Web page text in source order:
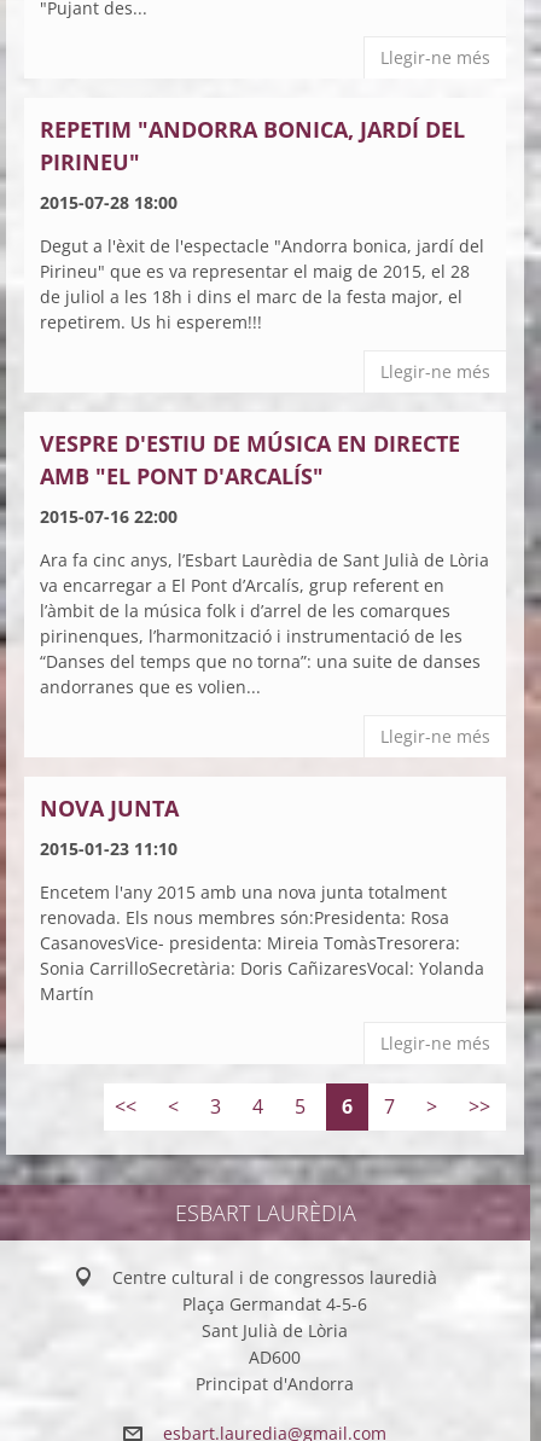
"Pujant des...
Llegir-ne més
REPETIM "ANDORRA BONICA, JARDÍ DEL
PIRINEU"
2015-07-28 18:00
Degut a l'èxit de l'espectacle "Andorra bonica, jardí del
Pirineu" que es va representar el maig de 2015, el 28
de juliol a les 18h i dins el marc de la festa major, el
repetirem. Us hi esperem!!!
Llegir-ne més
VESPRE D'ESTIU DE MÚSICA EN DIRECTE
AMB "EL PONT D'ARCALÍS"
2015-07-16 22:00
Ara fa cinc anys, l’Esbart Laurèdia de Sant Julià de Lòria
va encarregar a El Pont d’Arcalís, grup referent en
l’àmbit de la música folk i d’arrel de les comarques
pirinenques, l’harmonització i instrumentació de les
“Danses del temps que no torna”: una suite de danses
andorranes que es volien...
Llegir-ne més
NOVA JUNTA
2015-01-23 11:10
Encetem l'any 2015 amb una nova junta totalment
renovada. Els nous membres són:Presidenta: Rosa
CasanovesVice- presidenta: Mireia TomàsTresorera:
Sonia CarrilloSecretària: Doris CañizaresVocal: Yolanda
Martín
Llegir-ne més
<< < 3 4 5 6 7 > >>
ESBART LAURÈDIA
Centre cultural i de congressos lauredià
Plaça Germandat 4-5-6
Sant Julià de Lòria
AD600
Principat d'Andorra
esbart.lauredia@gmail.com